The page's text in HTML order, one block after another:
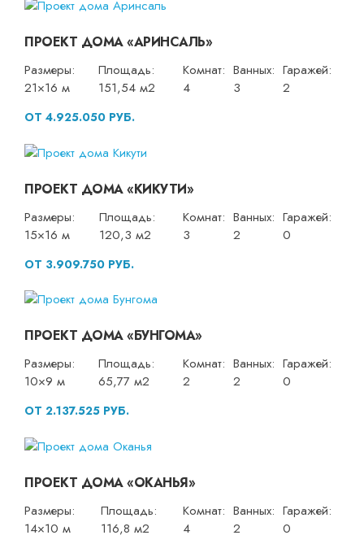
ПРОЕКТ ДОМА «АРИНСАЛЬ»
Размеры:
21×16 м
Площадь:
151,54 м2
Комнат:
4
Ванных:
3
Гаражей:
2
ОТ 4.925.050 РУБ.
ПРОЕКТ ДОМА «КИКУТИ»
Размеры:
15×16 м
Площадь:
120,3 м2
Комнат:
3
Ванных:
2
Гаражей:
0
ОТ 3.909.750 РУБ.
ПРОЕКТ ДОМА «БУНГОМА»
Размеры:
10×9 м
Площадь:
65,77 м2
Комнат:
2
Ванных:
2
Гаражей:
0
ОТ 2.137.525 РУБ.
ПРОЕКТ ДОМА «ОКАНЬЯ»
Размеры:
14×10 м
Площадь:
116,8 м2
Комнат:
4
Ванных:
2
Гаражей:
0